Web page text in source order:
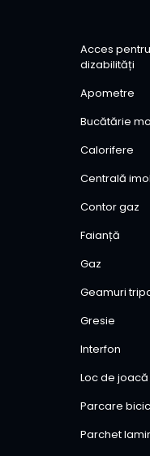
📞 Pentru detalii
Acces
dizabilități
Apometre
Bucătărie
Calorifere
Centrală
Contor gaz
Faianță
Gaz
Geamuri
Gresie
Interfon
Loc de
Parcare
Parchet